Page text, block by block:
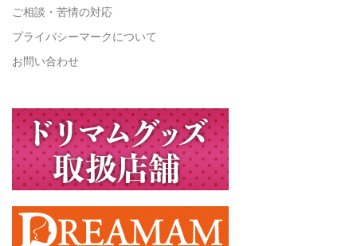
ご相談・苦情の対応
プライバシーマークについて
お問い合わせ